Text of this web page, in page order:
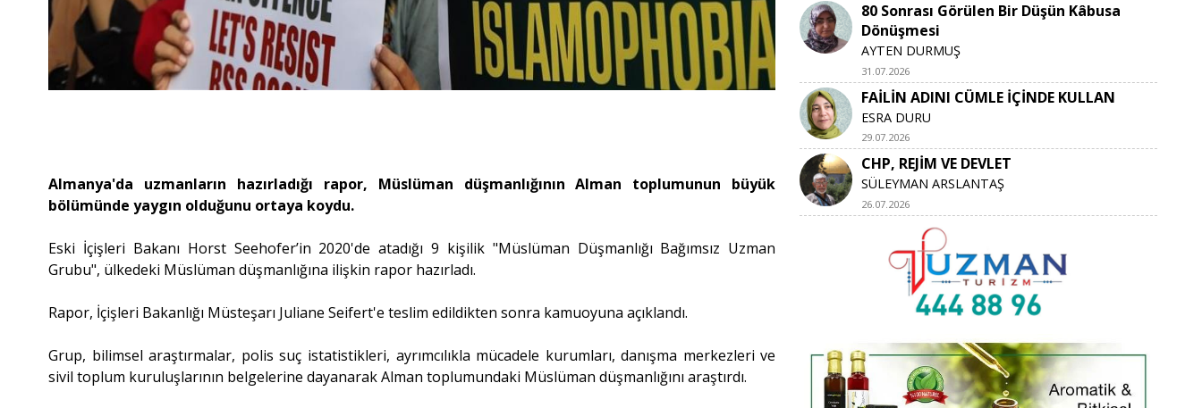
Almanya'da uzmanların hazırladığı rapor, Müslüman düşmanlığının Alman toplumunun büyük
bölümünde yaygın olduğunu ortaya koydu.
Eski İçişleri Bakanı Horst Seehofer’in 2020'de atadığı 9 kişilik "Müslüman Düşmanlığı Bağımsız Uzman
Grubu", ülkedeki Müslüman düşmanlığına ilişkin rapor hazırladı.
Rapor, İçişleri Bakanlığı Müsteşarı Juliane Seifert'e teslim edildikten sonra kamuoyuna açıklandı.
Grup, bilimsel araştırmalar, polis suç istatistikleri, ayrımcılıkla mücadele kurumları, danışma merkezleri ve
sivil toplum kuruluşlarının belgelerine dayanarak Alman toplumundaki Müslüman düşmanlığını araştırdı.
80 Sonrası Görülen Bir Düşün Kâbusa
Dönüşmesi
AYTEN DURMUŞ
31.07.2026
FAİLİN ADINI CÜMLE İÇİNDE KULLAN
ESRA DURU
29.07.2026
CHP, REJİM VE DEVLET
SÜLEYMAN ARSLANTAŞ
26.07.2026